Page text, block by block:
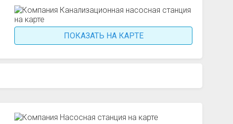
ПОКАЗАТЬ НА КАРТЕ